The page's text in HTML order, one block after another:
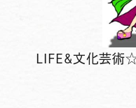
LIFE&文化芸術